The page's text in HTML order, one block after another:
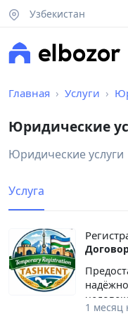
Узбекистан
Главная Услуги
Юридические
Юридические услуги
Услуга
$350.
1 месяц